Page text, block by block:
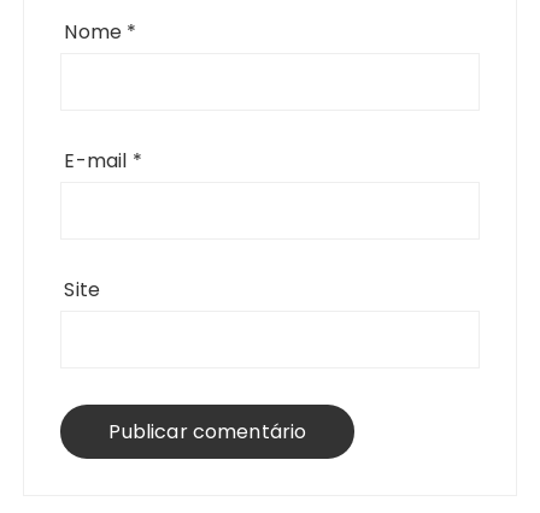
Nome *
E-mail *
Site